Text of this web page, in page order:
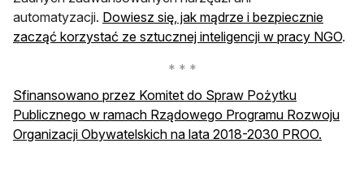
automatyzacji. Dowiesz się, jak mądrze i bezpiecznie
zacząć korzystać ze sztucznej inteligencji w pracy NGO.
Sfinansowano przez Komitet do Spraw Pożytku
Publicznego w ramach Rządowego Programu Rozwoju
Organizacji Obywatelskich na lata 2018-2030 PROO.